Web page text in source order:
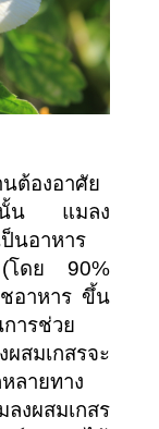
นต้องอาศัย
งนั้น แมลง
นอาหาร
(โดย 90%
อาหาร ขึ้น
ารช่วย
สมเกสรจะ
ลายทาง
ผสมเกสร